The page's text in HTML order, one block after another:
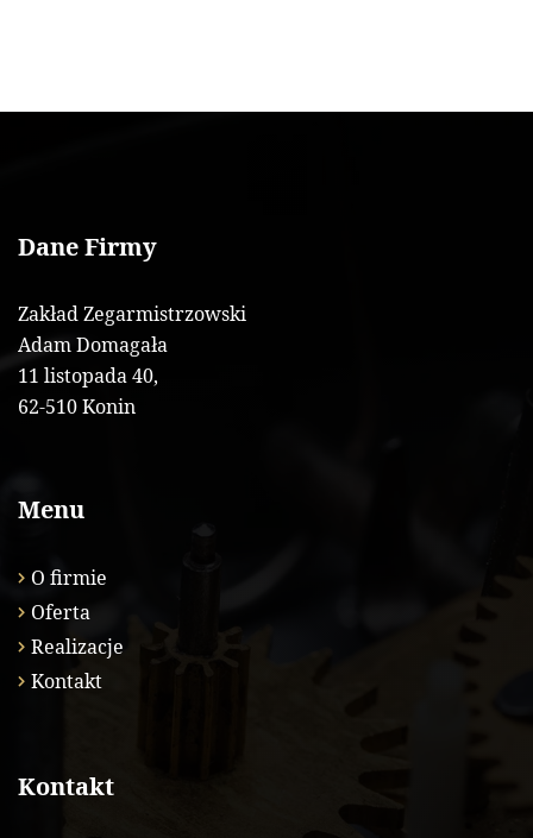
Dane Firmy
Zakład Zegarmistrzowski
Adam Domagała
11 listopada 40,
62-510 Konin
Menu
O firmie
Oferta
Realizacje
Kontakt
Kontakt